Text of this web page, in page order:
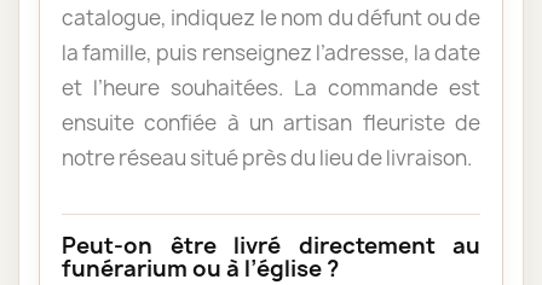
catalogue, indiquez le nom du défunt ou de
la famille, puis renseignez l’adresse, la date
et l’heure souhaitées. La commande est
ensuite confiée à un artisan fleuriste de
notre réseau situé près du lieu de livraison.
Peut-on être livré directement au
funérarium ou à l’église ?